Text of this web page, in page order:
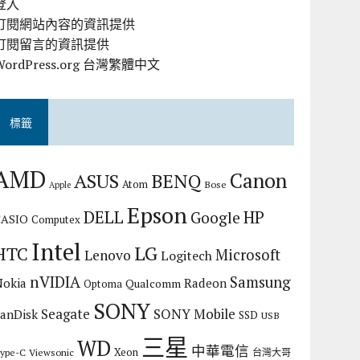
入
閱網站內容的資訊提供
閱留言的資訊提供
台灣繁體中文
標籤
Apple ASUS Atom BENQ Bose Canon
Computex DELLEpson Google HP
Intel Lenovo LGLogitechMicrosoft
nVIDIA Optoma Qualcomm Radeon Samsung
Seagate SONY SONY Mobile SSD USB
C Viewsonic WD Xeon 三星 中華電信 台灣大哥